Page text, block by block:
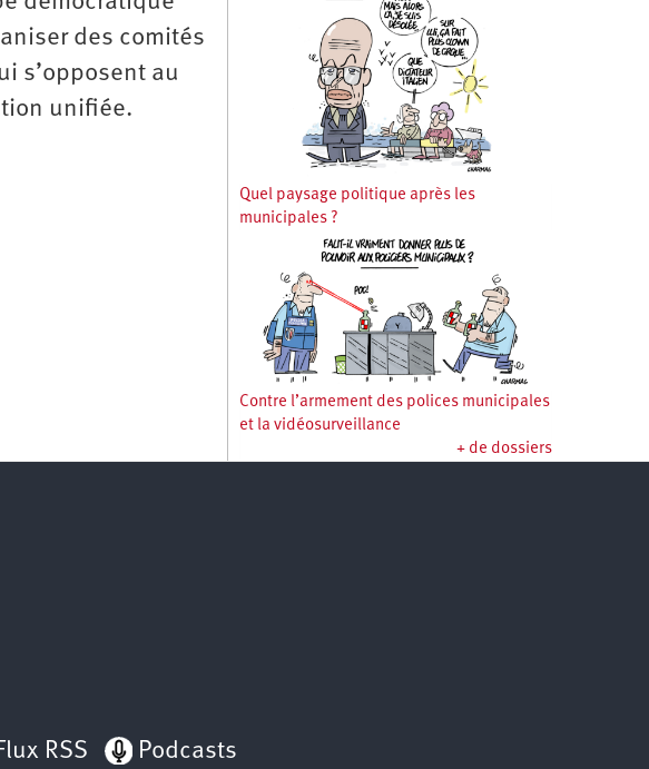
des comités
s’opposent au
unifiée.
Quel paysage politique après les
municipales ?
Contre l’armement des polices municipales
et la vidéosurveillance
+ de dossiers
RSS Podcasts